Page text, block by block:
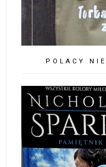
POLACY